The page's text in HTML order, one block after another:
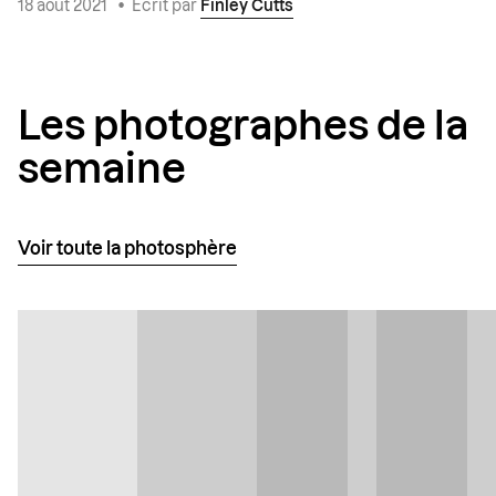
18 août 2021 • Écrit par Finley Cutts
Les photographes de la
semaine
Voir toute la photosphère